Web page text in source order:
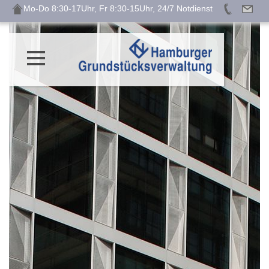
Mo-Do 8:30-17Uhr, Fr 8:30-15Uhr, 24/7 Notdienst